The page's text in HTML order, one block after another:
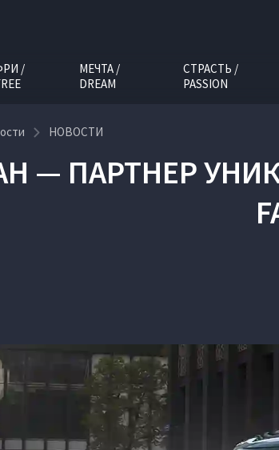
/
МЕЧТА /
DREAM
СТРАСТЬ /
PASSION
НОВОСТИ
— ПАРТНЕР